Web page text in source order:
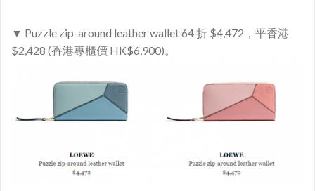
▼ Puzzle zip-around leather wallet 64 折 $4,472，平香港
$2,428 (香港專櫃價 HK$6,900)。